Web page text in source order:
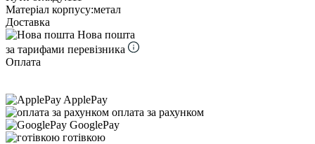
Матеріал корпусу:метал
Доставка
Нова пошта
за тарифами перевізника
Оплата
ApplePay
оплата за рахунком
GooglePay
готівкою